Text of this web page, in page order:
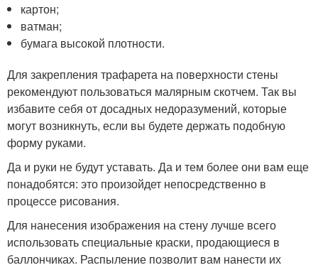
картон;
ватман;
бумага высокой плотности.
Для закрепления трафарета на поверхности стены
рекомендуют пользоваться малярным скотчем. Так вы
избавите себя от досадных недоразумений, которые
могут возникнуть, если вы будете держать подобную
форму руками.
Да и руки не будут уставать. Да и тем более они вам еще
понадобятся: это произойдет непосредственно в
процессе рисования.
Для нанесения изображения на стену лучше всего
использовать специальные краски, продающиеся в
баллончиках. Распыление позволит вам нанести их